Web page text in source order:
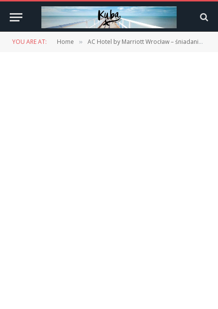
YOU ARE AT: Home » AC Hotel by Marriott Wrocław – śniadanie